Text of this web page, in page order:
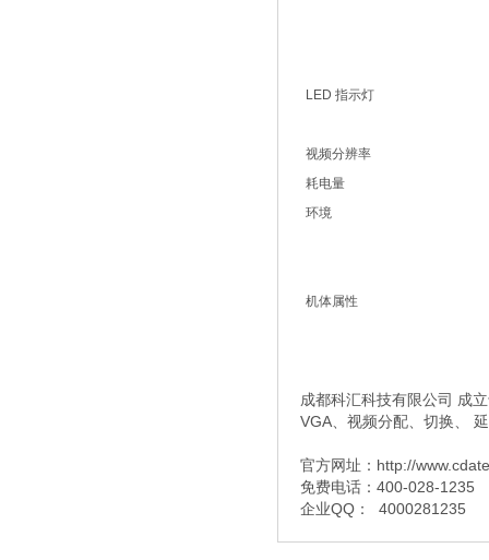
LED 指示灯
视频分辨率
耗电量
环境
机体属性
成都科汇科技有限公司 成
VGA、视频分配、切换、
官方网址：http://
免费电话：400-028-1235
企业QQ： 4000281235